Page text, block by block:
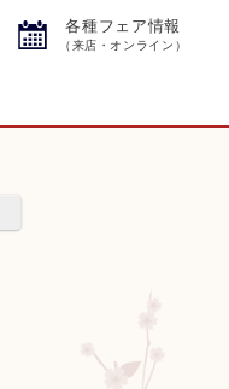
各種フェア情報
（来店・オンライン）